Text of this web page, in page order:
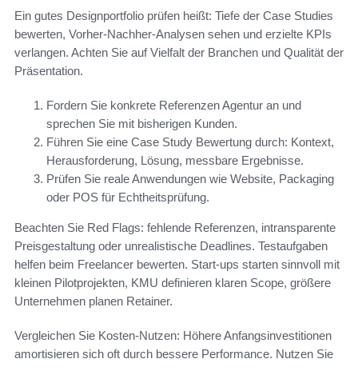
Ein gutes Designportfolio prüfen heißt: Tiefe der Case Studies
bewerten, Vorher-Nachher-Analysen sehen und erzielte KPIs
verlangen. Achten Sie auf Vielfalt der Branchen und Qualität der
Präsentation.
Fordern Sie konkrete Referenzen Agentur an und
sprechen Sie mit bisherigen Kunden.
Führen Sie eine Case Study Bewertung durch: Kontext,
Herausforderung, Lösung, messbare Ergebnisse.
Prüfen Sie reale Anwendungen wie Website, Packaging
oder POS für Echtheitsprüfung.
Beachten Sie Red Flags: fehlende Referenzen, intransparente
Preisgestaltung oder unrealistische Deadlines. Testaufgaben
helfen beim Freelancer bewerten. Start-ups starten sinnvoll mit
kleinen Pilotprojekten, KMU definieren klaren Scope, größere
Unternehmen planen Retainer.
Vergleichen Sie Kosten-Nutzen: Höhere Anfangsinvestitionen
amortisieren sich oft durch bessere Performance. Nutzen Sie